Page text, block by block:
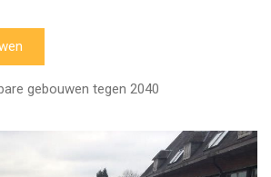
gebouwen tegen 2040